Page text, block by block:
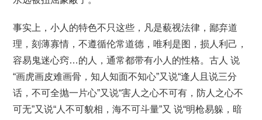
事实上，小人的特色不只这些，凡是藐视法律，鄙弃道
理，刻薄寡情，不遵循伦常道德，唯利是图，损人利己，
容易鬼迷心窍…的人，通常都带有小人的性格。古人 说
“画虎画皮难画骨，知人知面不知心”又说“逢人且说三分
话，不可全抛一片心”又说“害人之心不可有，防人之心不
可无”又说“人不可貌相，海不可斗量”又 说“明枪易躲，暗